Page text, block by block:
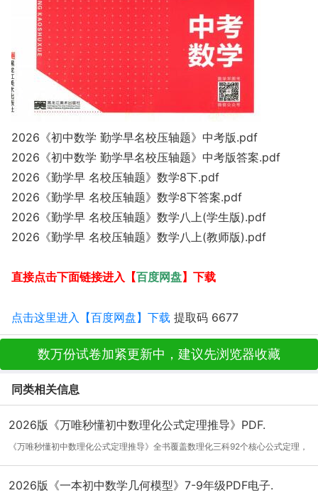
2026《初中数学 勤学早名校压轴题》中考版.pdf
2026《初中数学 勤学早名校压轴题》中考版答案.pdf
2026《勤学早 名校压轴题》数学8下.pdf
2026《勤学早 名校压轴题》数学8下答案.pdf
2026《勤学早 名校压轴题》数学八上(学生版).pdf
2026《勤学早 名校压轴题》数学八上(教师版).pdf
直接点击下面链接进入【百度网盘】下载
点击这里进入【百度网盘】下载 提取码 6677
数万份试卷加紧更新中，建议先浏览器收藏
同类相关信息
2026版《万唯秒懂初中数理化公式定理推导》PDF.
《万唯秒懂初中数理化公式定理推导》全书覆盖数理化三科92个核心公式定理，
以原理...[详细]
2026版《一本初中数学几何模型》7-9年级PDF电子.